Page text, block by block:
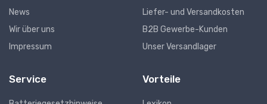
News
Wir über uns
Impressum
Liefer- und Versandkosten
B2B Gewerbe-Kunden
Unser Versandlager
Service Vorteile